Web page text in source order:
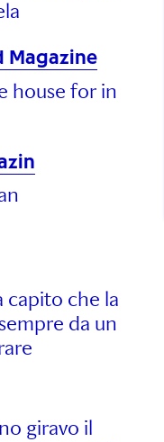
Magazine
house for in
capito che la
da un
giravo il